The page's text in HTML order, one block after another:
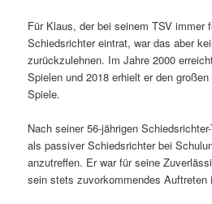
Für Klaus, der bei seinem TSV immer
Schiedsrichter eintrat, war das aber
zurückzulehnen. Im Jahre 2000
Spielen und 2018 erhielt er den
Spiele.
Nach seiner 56-jährigen
als passiver Schiedsrichter bei
anzutreffen. Er war für seine
sein stets zuvorkommendes Auftreten